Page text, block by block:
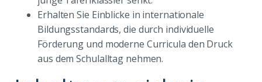
Erhalten Sie Einblicke in internationale
Bildungsstandards, die durch individuelle
Förderung und moderne Curricula den Druck
aus dem Schulalltag nehmen.